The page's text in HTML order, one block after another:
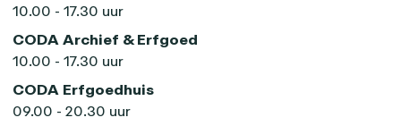
10.00 - 17.30 uur
CODA Archief & Erfgoed
10.00 - 17.30 uur
CODA Erfgoedhuis
09.00 - 20.30 uur